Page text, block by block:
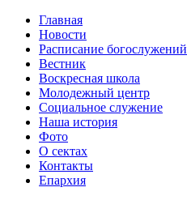
Главная
Новости
Расписание богослужений
Вестник
Воскресная школа
Молодежный центр
Социальное служение
Наша история
Фото
О сектах
Контакты
Епархия